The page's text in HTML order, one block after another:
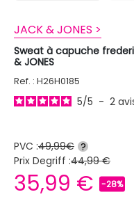
JACK & JONES >
Sweat à capuche
& JONES
Ref. : H26H0185
5/5 - 2
PVC :49,99€ ?
Prix Degriff :44,99 €
35,99 € -28%